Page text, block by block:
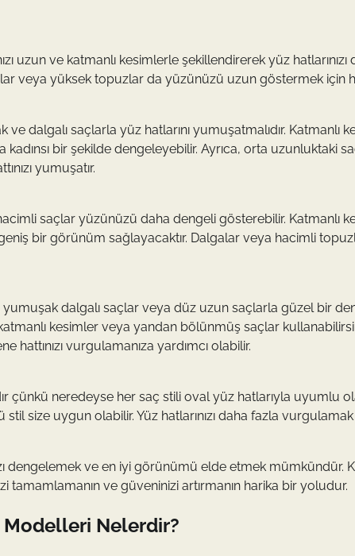
uzun ve katmanlı kesimlerle şekillendirerek yüz
veya yüksek topuzlar da yüzünüzü uzun göstermek için
dalgalı saçlarla yüz hatlarını yumuşatmalıdır. Katmanlı
kadınsı bir şekilde dengeleyebilir. Ayrıca, orta uzunluktaki
yumuşatır.
saçlar yüzünüzü daha dengeli gösterebilir. Katmanlı
bir görünüm sağlayacaktır. Dalgalar veya hacimli
yumuşak dalgalı saçlar veya düz uzun saçlarla güzel bir
kesimler veya yandan bölünmüş saçlar
vurgulamanıza yardımcı olabilir.
çünkü neredeyse her saç stili oval yüz hatlarıyla uyumlu
size uygun olabilir. Yüz hatlarınızı daha fazla
dengelemek ve en iyi görünümü elde etmek mümkündür.
ve güveninizi artırmanın harika bir yoludur.
Modelleri Nelerdir?